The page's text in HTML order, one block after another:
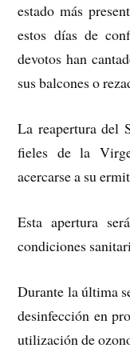
estado más
estos días de
devotos han
sus balcones o
La reapertura del
fieles de la
acercarse a su
Esta apertura
condiciones
Durante la última
desinfección en
utilización de